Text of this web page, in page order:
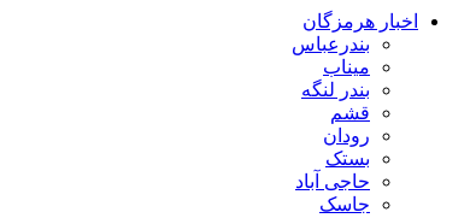
اخبار هرمزگان
بندرعباس
میناب
بندر لنگه
قشم
رودان
بستک
حاجی آباد
جاسک